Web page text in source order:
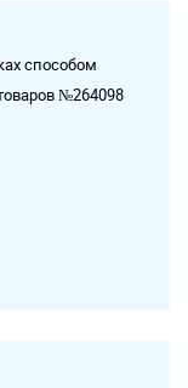
способом
№264098